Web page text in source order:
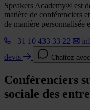
Speakers Academy® est
matière de conférenciers
de manière personnalisée
+31 10 433 33 22
devis
Chattez
Conférenciers
sociale des